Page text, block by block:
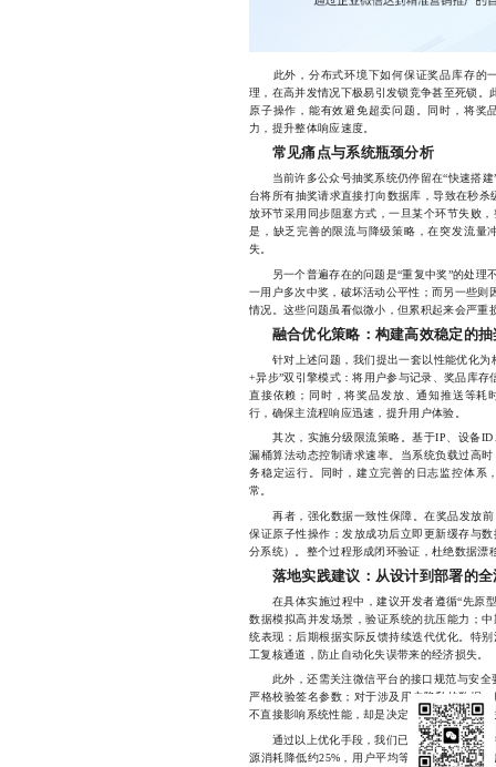
此外，分布式环境下如何保证奖品库存的
理，在高并发情况下极易引发锁竞争甚至死锁。
原子操作，能有效避免超卖问题。同时，将奖
力，提升整体响应速度。
常见痛点与系统瓶颈分析
当前许多公众号抽奖系统仍停留在“快速搭建
台将所有抽奖请求直接打向数据库，导致在秒
放环节采用同步阻塞方式，一旦某个环节失败
是，缺乏完善的限流与降级策略，在突发流量
失。
另一个普遍存在的问题是“重复中奖”的处理
一用户多次中奖，破坏活动公平性；而另一些则
情况。这些问题虽看似微小，但累积起来会严重
融合优化策略：构建高效稳定的
针对上述问题，我们提出一套以性能优化为
+异步”双引擎模式：将用户参与记录、奖品库
直接依赖；同时，将奖品发放、通知推送等耗
行，确保主流程响应迅速，提升用户体验。
其次，实施分级限流策略。基于IP、设备ID
漏桶算法动态控制请求速率。当系统负载过高
务稳定运行。同时，建立完善的日志监控体系
常。
再者，强化数据一致性保障。在奖品发放前
保证原子性操作；发放成功后立即更新缓存与
分系统）。整个过程形成闭环验证，杜绝数据漂
落地实践建议：从设计到部署的
在具体实施过程中，建议开发者遵循“先原型
数据模拟高并发场景，验证系统的抗压能力；
统表现；后期根据实际反馈持续迭代优化。特
工复核通道，防止自动化失误带来的经济损失。
此外，还需关注微信平台的接口规范与安全
严格校验签名参数；对于涉及用户隐私的数据
不直接影响系统性能，却是决定活动能否顺利通
通过以上优化手段，我们已在多个真实项目
源消耗降低约25%，用户平均等待时间从4秒缩